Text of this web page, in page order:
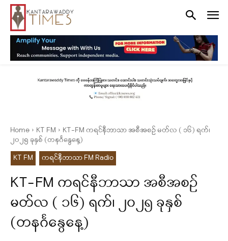
Home KT FM
KT-FM ကရင်နီဘာသာ အစီအစဉ် မတ်လ ( ၁၆) ရက်၊
၂၀၂၅ ခုနှစ် (တနင်္ဂနွေနေ့)
KT FM
ကရင်နီဘာသာ FM Radio
KT-FM ကရင်နီဘာသာ အစီအစဉ်
မတ်လ ( ၁၆) ရက်၊ ၂၀၂၅ ခုနှစ်
(တနင်္ဂနွေနေ့)